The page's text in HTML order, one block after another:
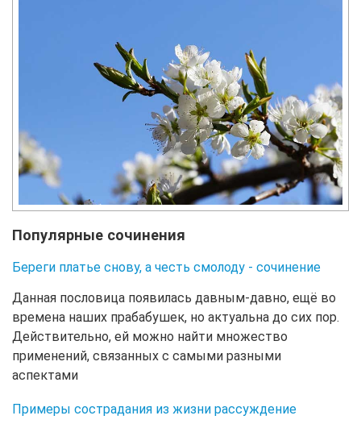
Популярные сочинения
Береги платье снову, а честь смолоду - сочинение
Данная пословица появилась давным-давно, ещё во
времена наших прабабушек, но актуальна до сих пор.
Действительно, ей можно найти множество
применений, связанных с самыми разными
аспектами
Примеры сострадания из жизни рассуждение